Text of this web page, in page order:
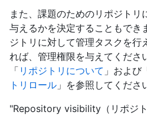
また、課題のためのリポジトリ
与えるかを決定することもでき
ジトリに対して管理タスクを行
れば、管理権限を与えてくださ
「 リポジトリについて 」および
トリロール 」を参照してくださ
"Repository visibility（リポジト